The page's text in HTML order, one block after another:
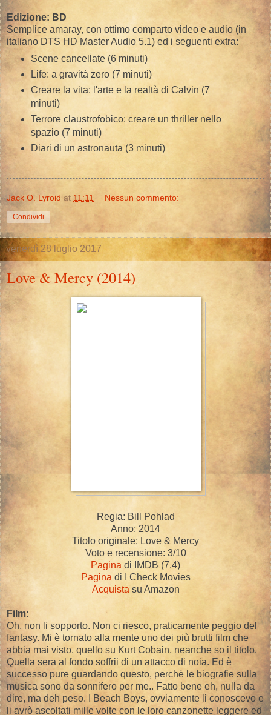
Edizione: BD
Semplice amaray, con ottimo comparto video e audio (in
italiano DTS HD Master Audio 5.1) ed i seguenti extra:
Scene cancellate (6 minuti)
Life: a gravità zero (7 minuti)
Creare la vita: l'arte e la realtà di Calvin (7
minuti)
Terrore claustrofobico: creare un thriller nello
spazio (7 minuti)
Diari di un astronauta (3 minuti)
Jack O. Lyroid at 11:11 Nessun commento:
Condividi
venerdì 28 luglio 2017
Love & Mercy (2014)
Regia: Bill Pohlad
Anno: 2014
Titolo originale: Love & Mercy
Voto e recensione: 3/10
Pagina di IMDB (7.4)
Pagina di I Check Movies
Acquista su Amazon
Film:
Oh, non li sopporto. Non ci riesco, praticamente peggio del
fantasy. Mi è tornato alla mente uno dei più brutti film che
abbia mai visto, quello su Kurt Cobain, neanche so il titolo.
Quella sera al fondo soffrii di un attacco di noia. Ed è
successo pure guardando questo, perchè le biografie sulla
musica sono da sonnifero per me.. Fatto bene eh, nulla da
dire, ma deh peso. I Beach Boys, ovviamente li conoscevo e
li avrò ascoltati mille volte con le loro canzonette leggere ed